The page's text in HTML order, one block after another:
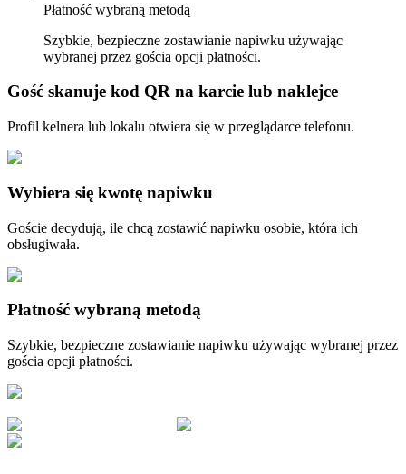
Płatność wybraną metodą
Szybkie, bezpieczne zostawianie napiwku używając
wybranej przez gościa opcji płatności.
Gość skanuje kod QR na karcie lub naklejce
Profil kelnera lub lokalu otwiera się w przeglądarce telefonu.
Wybiera się kwotę napiwku
Goście decydują, ile chcą zostawić napiwku osobie, która ich
obsługiwała.
Płatność wybraną metodą
Szybkie, bezpieczne zostawianie napiwku używając wybranej przez
gościa opcji płatności.